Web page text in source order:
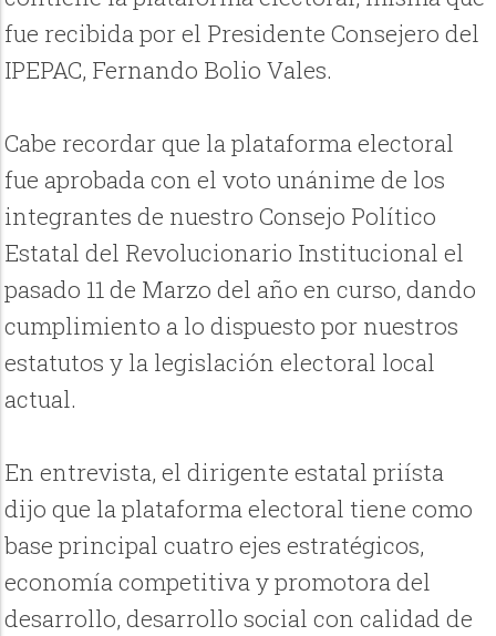
fue recibida por el Presidente Consejero del
IPEPAC, Fernando Bolio Vales.
Cabe recordar que la plataforma electoral
fue aprobada con el voto unánime de los
integrantes de nuestro Consejo Político
Estatal del Revolucionario Institucional el
pasado 11 de Marzo del año en curso, dando
cumplimiento a lo dispuesto por nuestros
estatutos y la legislación electoral local
actual.
En entrevista, el dirigente estatal priísta
dijo que la plataforma electoral tiene como
base principal cuatro ejes estratégicos,
economía competitiva y promotora del
desarrollo, desarrollo social con calidad de